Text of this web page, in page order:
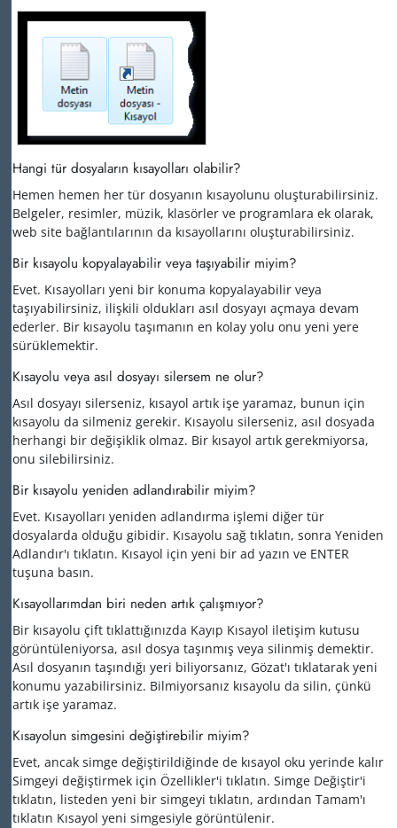
Hangi tür dosyaların kısayolları olabilir?
Hemen hemen her tür dosyanın kısayolunu oluşturabilirsiniz.
Belgeler, resimler, müzik, klasörler ve programlara ek olarak,
web site bağlantılarının da kısayollarını oluşturabilirsiniz.
Bir kısayolu kopyalayabilir veya taşıyabilir miyim?
Evet. Kısayolları yeni bir konuma kopyalayabilir veya
taşıyabilirsiniz, ilişkili oldukları asıl dosyayı açmaya devam
ederler. Bir kısayolu taşımanın en kolay yolu onu yeni yere
sürüklemektir.
Kısayolu veya asıl dosyayı silersem ne olur?
Asıl dosyayı silerseniz, kısayol artık işe yaramaz, bunun için
kısayolu da silmeniz gerekir. Kısayolu silerseniz, asıl dosyada
herhangi bir değişiklik olmaz. Bir kısayol artık gerekmiyorsa,
onu silebilirsiniz.
Bir kısayolu yeniden adlandırabilir miyim?
Evet. Kısayolları yeniden adlandırma işlemi diğer tür
dosyalarda olduğu gibidir. Kısayolu sağ tıklatın, sonra Yeniden
Adlandır'ı tıklatın. Kısayol için yeni bir ad yazın ve ENTER
tuşuna basın.
Kısayollarımdan biri neden artık çalışmıyor?
Bir kısayolu çift tıklattığınızda Kayıp Kısayol iletişim kutusu
görüntüleniyorsa, asıl dosya taşınmış veya silinmiş demektir.
Asıl dosyanın taşındığı yeri biliyorsanız, Gözat'ı tıklatarak yeni
konumu yazabilirsiniz. Bilmiyorsanız kısayolu da silin, çünkü
artık işe yaramaz.
Kısayolun simgesini değiştirebilir miyim?
Evet, ancak simge değiştirildiğinde de kısayol oku yerinde kalır
Simgeyi değiştirmek için Özellikler'i tıklatın. Simge Değiştir'i
tıklatın, listeden yeni bir simgeyi tıklatın, ardından Tamam'ı
tıklatın Kısayol yeni simgesiyle görüntülenir.